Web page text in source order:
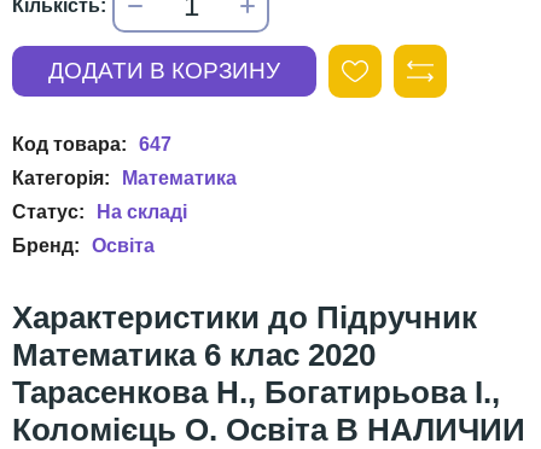
647
Математика
Освіта
Підручник
Математика 6 клас 2020
Тарасенкова Н., Богатирьова І.,
Коломієць О. Освіта В НАЛИЧИИ